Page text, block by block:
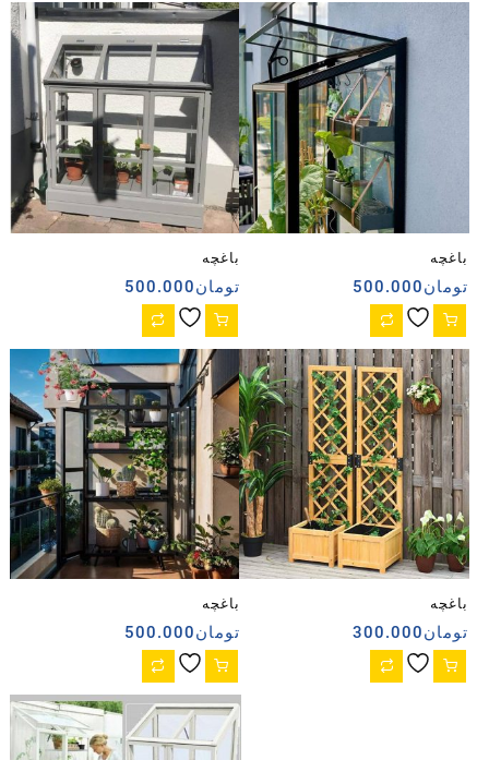
باغچه
تومان500.000
باغچه
تومان500.000
باغچه
تومان500.000
باغچه
تومان300.000